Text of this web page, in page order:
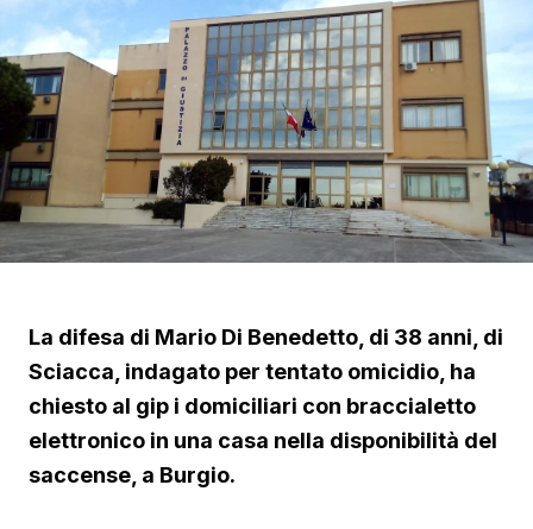
La difesa di Mario Di Benedetto, di 38 anni, di
Sciacca, indagato per tentato omicidio, ha
chiesto al gip i domiciliari con braccialetto
elettronico in una casa nella disponibilità del
saccense, a Burgio.